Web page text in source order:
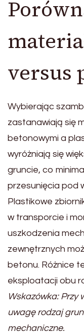
versus
Wybierając
zastanawiają się
betonowymi a
wyróżniają się
gruncie, co
przesunięcia pod
Plastikowe
w transporcie i
uszkodzenia
zewnętrznych
betonu. Różnice
eksploatacji obu
Wskazówka: Przy
uwagę rodzaj
mechaniczne.